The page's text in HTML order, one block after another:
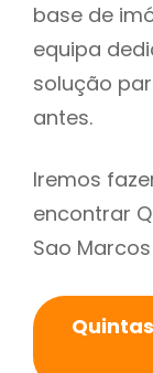
base de
equipa
solução
antes.
Iremos
encontrar
Sao